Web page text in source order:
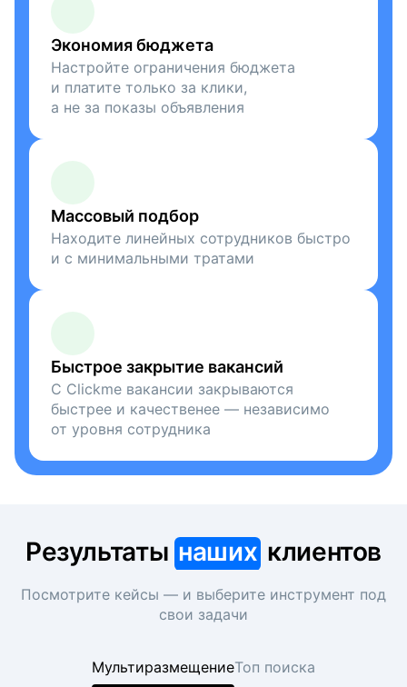
Экономия бюджета
Настройте ограничения бюджета
и платите только за клики,
а не за показы объявления
Массовый подбор
Находите линейных сотрудников быстро
и с минимальными тратами
Быстрое закрытие вакансий
С Clickme вакансии закрываются
быстрее и качественее — независимо
от уровня сотрудника
Результатынаших клиентов
Посмотрите кейсы — и выберите инструмент под
свои задачи
МультиразмещениеТоп поиска